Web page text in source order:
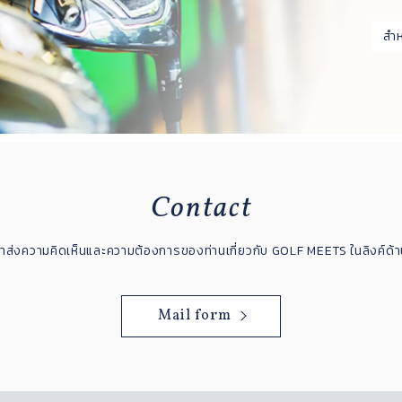
ส
Contact
งความคิดเห็นและความต้องการของท่านเกี่ยวกับ GOLF MEETS ในลิงค์ด้
Mail form